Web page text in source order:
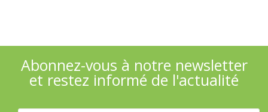
Abonnez-vous à notre newsletter
et restez informé de l'actualité